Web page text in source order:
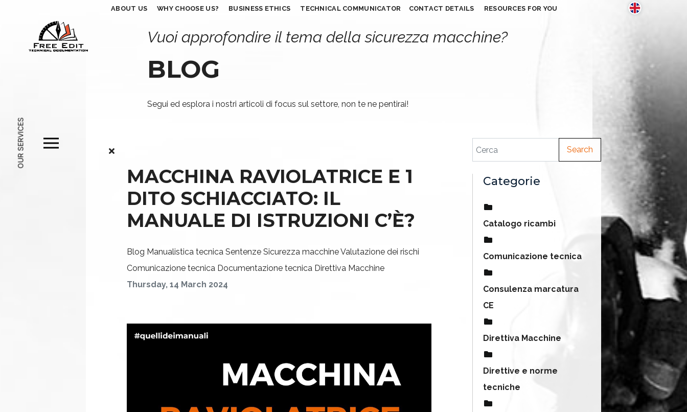
ABOUT US WHY CHOOSE US? BUSINESS ETHICS TECHNICAL COMMUNICATOR CONTACT DETAILS RESOURCES FOR YOU
OUR SERVICES
Vuoi approfondire il tema della sicurezza macchine?
BLOG
Segui ed esplora i nostri articoli di focus sul settore, non te ne pentirai!
MACCHINA RAVIOLATRICE E 1
DITO SCHIACCIATO: IL
MANUALE DI ISTRUZIONI C’È?
Blog Manualistica tecnica Sentenze Sicurezza macchineValutazione dei rischi
Comunicazione tecnica Documentazione tecnica Direttiva Macchine
Thursday, 14 March 2024
Search
Categorie
Catalogo ricambi
Comunicazione tecnica
Consulenza marcatura
CE
Direttiva Macchine
Direttive e norme
tecniche